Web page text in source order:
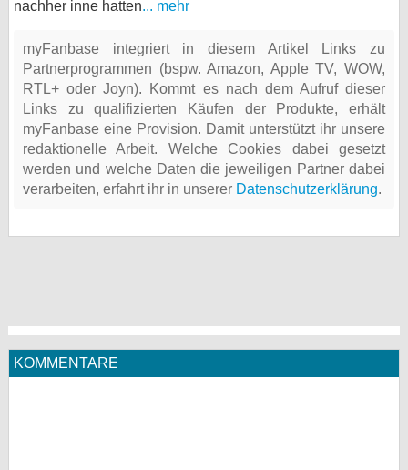
nachher inne hatten... mehr
myFanbase integriert in diesem Artikel Links zu
Partnerprogrammen (bspw. Amazon, Apple TV, WOW,
RTL+ oder Joyn). Kommt es nach dem Aufruf dieser
Links zu qualifizierten Käufen der Produkte, erhält
myFanbase eine Provision. Damit unterstützt ihr unsere
redaktionelle Arbeit. Welche Cookies dabei gesetzt
werden und welche Daten die jeweiligen Partner dabei
verarbeiten, erfahrt ihr in unserer Datenschutzerklärung.
KOMMENTARE